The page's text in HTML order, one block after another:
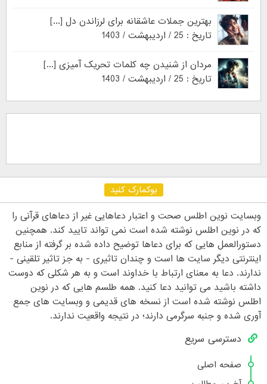
بهترین جملات عاشقانه برای لرزاندن دل [...]
تاریخ : 25 / اردیبهشت / 1403
مردان از شنیدن چه کلمات تحریک آمیزی [...]
تاریخ : 25 / اردیبهشت / 1403
بوکمارک کنید
وبسایت نوین اطلس صحت و اعتبار دعاهایی غیر از دعاهای قرآنی را
که در نوین اطلس نوشته شده است نمی تواند تایید کند. همچنین
دستورالعمل هایی که برای دعاها توضیح داده شده بر گرفته از منابع
اینترنتی دیگر سایت ها است و چندان تاثیری - به جز تاثیر تلقینی -
ندارند. دعا به معنای ارتباط با خداوند است و به هر شکلی که دوست
داشته باشید می توانید دعا کنید. همه طلسم هایی که در نوین
اطلس نوشته شده است از نسخه های قدیمی و وبسایت های جمع
آوری شده و جنبه سرگرمی دارند؛ در نتیجه واقعیت ندارند.
دسترسی سریع
صفحه اصلی